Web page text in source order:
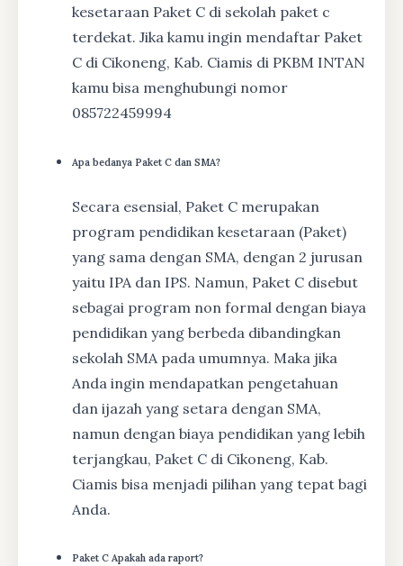
kesetaraan Paket C di sekolah paket c
terdekat. Jika kamu ingin mendaftar Paket
C di Cikoneng, Kab. Ciamis di PKBM INTAN
kamu bisa menghubungi nomor
085722459994
Apa bedanya Paket C dan SMA?
Secara esensial, Paket C merupakan
program pendidikan kesetaraan (Paket)
yang sama dengan SMA, dengan 2 jurusan
yaitu IPA dan IPS. Namun, Paket C disebut
sebagai program non formal dengan biaya
pendidikan yang berbeda dibandingkan
sekolah SMA pada umumnya. Maka jika
Anda ingin mendapatkan pengetahuan
dan ijazah yang setara dengan SMA,
namun dengan biaya pendidikan yang lebih
terjangkau, Paket C di Cikoneng, Kab.
Ciamis bisa menjadi pilihan yang tepat bagi
Anda.
Paket C Apakah ada raport?